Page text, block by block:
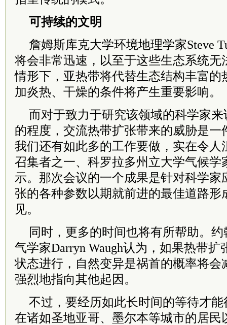
可持续的文明
詹姆斯库克大学环境地理学家Steve
将会非常迅速，以至于这些生态系统无
情形下，亚热带将代替生态结构丰富的
加炎热、干燥的条件将产生重要影响。
而对于致力于研究该领域的科学家
的程度，交流热带扩张带来的威胁是一
我们还有如此多的工作要做，实在令人
召集者之一、科罗拉多州立大学气候学
示。那次会议的一个成果是针对科学家
张的各种参数以期就前进的最佳道路形
见。
同时，更多的时间也将有所帮助。
气学家Darryn Waugh认为，如果热带
状态进行，自然变异是祸首的概率将会
强烈地指向其他起因。
不过，要经历如此长时间的等待才
在诸如圣地亚哥、墨尔本等城市的居民